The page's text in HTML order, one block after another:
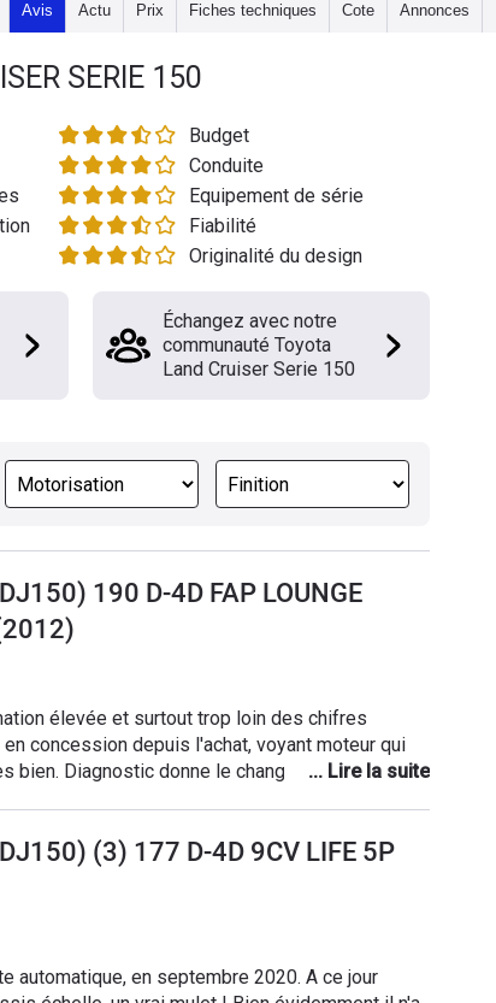
Avis Actu Prix Fiches techniques Cote Annonces
SERIE 150
Budget
Conduite
Equipement de série
Fiabilité
Originalité du design
Échangez avec notre
communauté Toyota
Land Cruiser Serie 150
190 D-4D FAP LOUNGE
(3) 177 D-4D 9CV LIFE 5P
automatique, en septembre 2020. A ce jour